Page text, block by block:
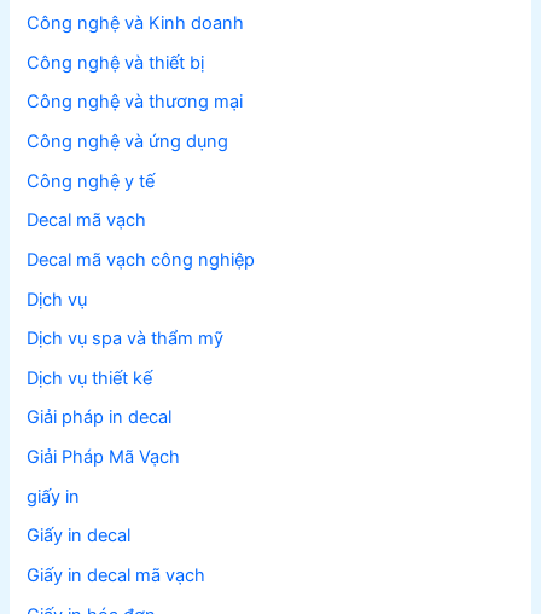
Công nghệ và Kinh doanh
Công nghệ và thiết bị
Công nghệ và thương mại
Công nghệ và ứng dụng
Công nghệ y tế
Decal mã vạch
Decal mã vạch công nghiệp
Dịch vụ
Dịch vụ spa và thẩm mỹ
Dịch vụ thiết kế
Giải pháp in decal
Giải Pháp Mã Vạch
giấy in
Giấy in decal
Giấy in decal mã vạch